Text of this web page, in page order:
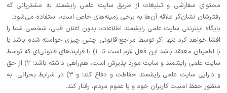
محتوای سفارشی و تبلیغات از طریق سایت علمی رایشمند به مشتریانی که
رفتارشان نشان‌گر علاقه آن‌ها به برخی زمینه‌های خاص است، استفاده می‌شود.
پایگاه اینترنتی سایت علمی رایشمند اطلاعات، بدون اعلان قبلی، شخصی شما را
افشا خواهد کرد تنها اگر توسط مراجع قانونی چنین چیزی خواسته شده باشد یا
با اطمینان معتقد باشد این فعل لازم است تا: 1) با فرایندهای قانونی‌ای که توسط
سایت علمی رایشمند و سایت مورد پذیرش است، هم‌راهی داشته باشد؛ 2) از حق
و دارایی‌ سایت علمی رایشمند حفاظت و دفاع کند؛ و 3) در شرایط بحرانی، به
منظور حفظ امنیت کاربران خود و یا عموم مردم، رفتار کند.